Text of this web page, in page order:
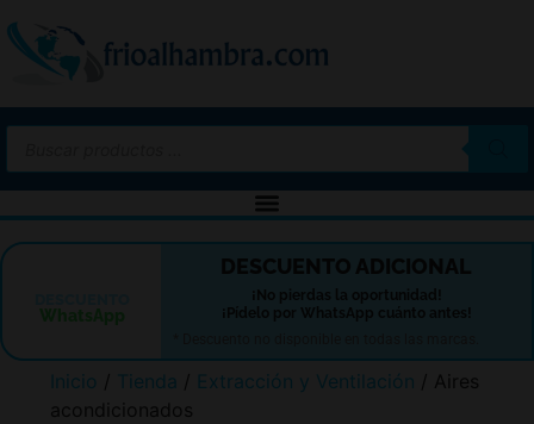
DESCUENTO ADICIONAL
¡No pierdas la oportunidad!
¡Pídelo por WhatsApp cuánto antes!
Inicio / Tienda / Extracción y Ventilación / Aires
acondicionados